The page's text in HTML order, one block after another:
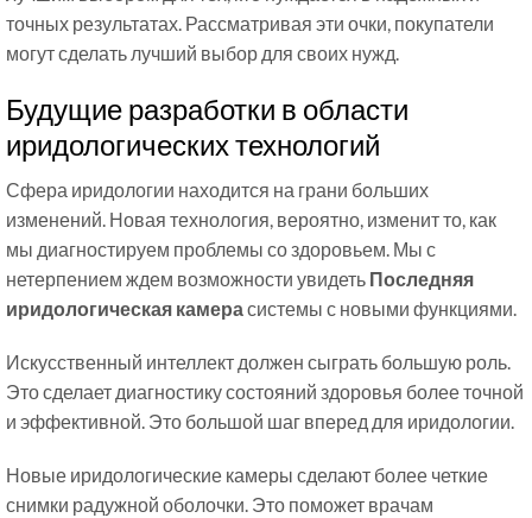
точных результатах. Рассматривая эти очки, покупатели
могут сделать лучший выбор для своих нужд.
Будущие разработки в области
иридологических технологий
Сфера иридологии находится на грани больших
изменений. Новая технология, вероятно, изменит то, как
мы диагностируем проблемы со здоровьем. Мы с
нетерпением ждем возможности увидеть Последняя
иридологическая камерасистемы с новыми функциями.
Искусственный интеллект должен сыграть большую роль.
Это сделает диагностику состояний здоровья более точной
и эффективной. Это большой шаг вперед для иридологии.
Новые иридологические камеры сделают более четкие
снимки радужной оболочки. Это поможет врачам